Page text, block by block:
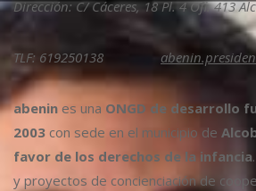
Dirección: C/ Cáceres, 18 Pl. 4 Ofi. 413
TLF: 619250138
abenin es una ONGD de desarrollo
2003 con sede en el municipio de
favor de los derechos de la infancia
y proyectos de concienciación de